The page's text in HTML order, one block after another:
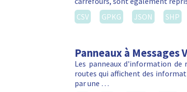
CSV
GPKG JSON SHP
Panneaux à Messages
Les panneaux d'information de
routes qui affichent des
par une …